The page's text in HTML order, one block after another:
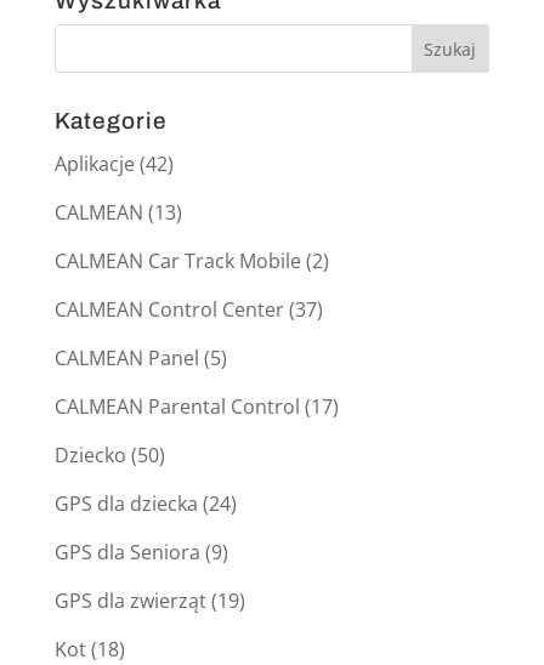
Kategorie
Aplikacje(42)
CALMEAN (13)
CALMEAN Car Track Mobile(2)
CALMEAN Control Center(37)
CALMEAN Panel (5)
CALMEAN Parental Control (17)
Dziecko (50)
GPS dla dziecka (24)
GPS dla Seniora (9)
GPS dla zwierząt(19)
Kot(18)